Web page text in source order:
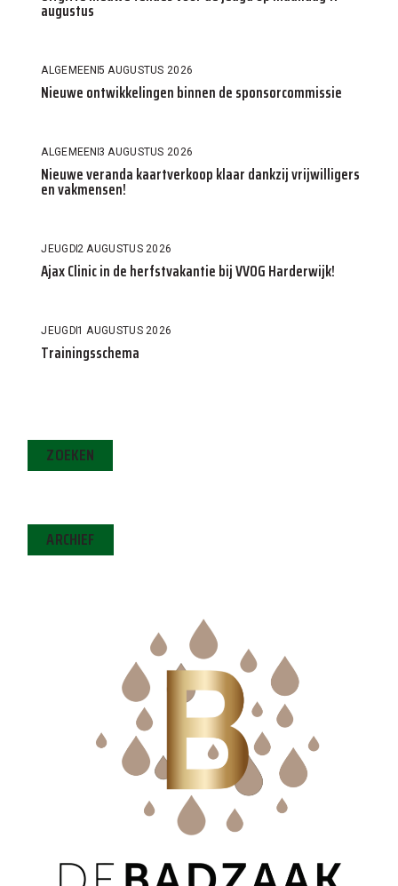
augustus
ALGEMEEN5 AUGUSTUS 2026
Nieuwe ontwikkelingen binnen de sponsorcommissie
ALGEMEEN3 AUGUSTUS 2026
Nieuwe veranda kaartverkoop klaar dankzij vrijwilligers
en vakmensen!
JEUGD2 AUGUSTUS 2026
Ajax Clinic in de herfstvakantie bij VVOG Harderwijk!
JEUGD1 AUGUSTUS 2026
Trainingsschema
ZOEKEN
ARCHIEF